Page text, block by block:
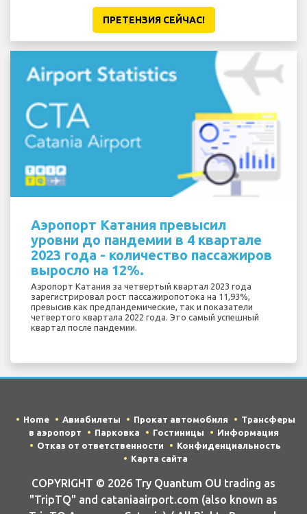
ПРЕТЕНЗИЯ CЕЙЧАС!
Аэропорт Катания превысил
уровни до пандемии в 4 квартале
2023 года - количество пассажиров
выросло на 12%.
Аэропорт Катания за четвертый квартал 2023 года
зарегистрировал рост пассажиропотока на 11,93%,
превысив как предпандемические, так и показатели
четвертого квартала 2022 года. Это самый успешный
квартал после пандемии.
Home Авиабилеты Прокат автомобиля
Трансферы
в аэропорт
Парковка Гостиницы
Информация
Отказ от ответственности
Конфиденциальность
Карта сайта
COPYRIGHT © 2026 Try Quantum OU trading as
"TripTQ" and cataniaairport.com (also known as